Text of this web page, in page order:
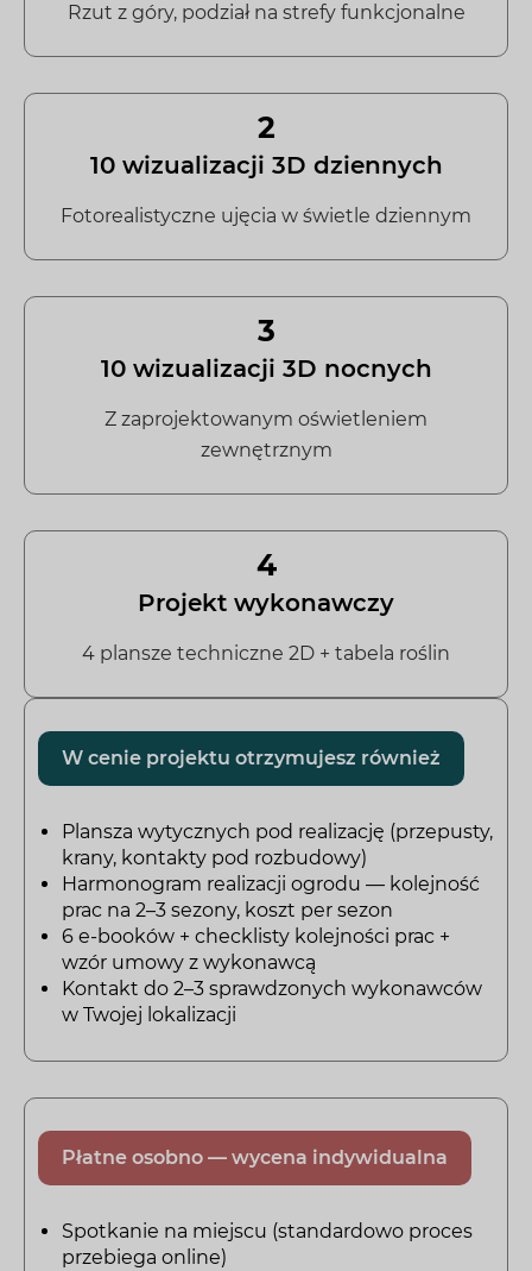
Rzut z góry, podział na strefy funkcjonalne
2
10 wizualizacji 3D dziennych
Fotorealistyczne ujęcia w świetle dziennym
3
10 wizualizacji 3D nocnych
Z zaprojektowanym oświetleniem
zewnętrznym
4
Projekt wykonawczy
4 plansze techniczne 2D + tabela roślin
W cenie projektu otrzymujesz również
Plansza wytycznych pod realizację (przepusty,
krany, kontakty pod rozbudowy)
Harmonogram realizacji ogrodu — kolejność
prac na 2–3 sezony, koszt per sezon
6 e-booków + checklisty kolejności prac +
wzór umowy z wykonawcą
Kontakt do 2–3 sprawdzonych wykonawców
w Twojej lokalizacji
Płatne osobno — wycena indywidualna
Spotkanie na miejscu (standardowo proces
przebiega online)